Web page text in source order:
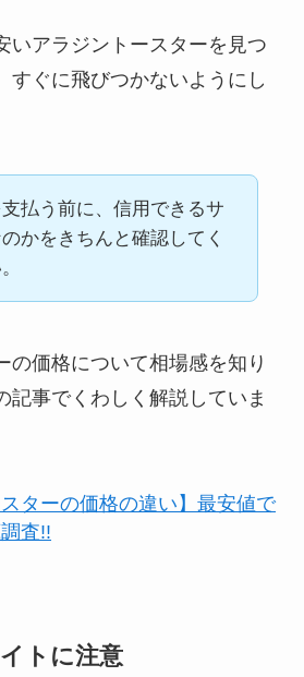
いアラジントースターを見つ
すぐに飛びつかないようにし
払う前に、信用できるサ
かをきちんと確認してく
の価格について相場感を知り
記事でくわしく解説していま
スターの価格の違い】最安値で
査!!
トに注意